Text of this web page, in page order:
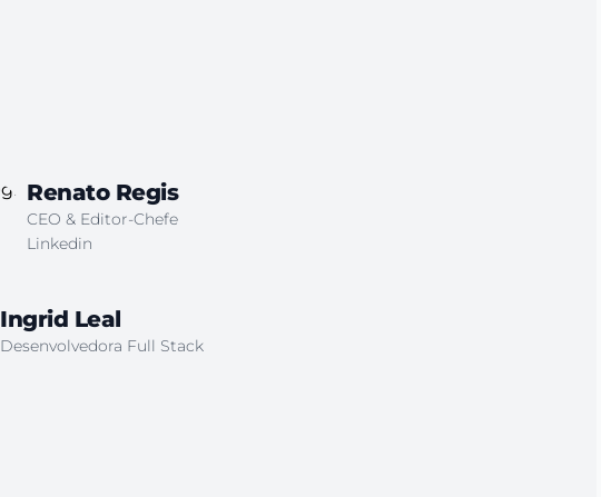
Renato Regis
CEO & Editor-Chefe
Linkedin
Ingrid Leal
Desenvolvedora Full Stack